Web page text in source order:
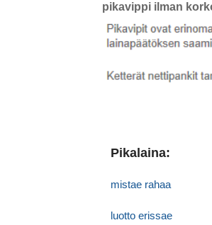
pikavippi ilman
Pikalaina:
mistae rahaa
luotto erissae